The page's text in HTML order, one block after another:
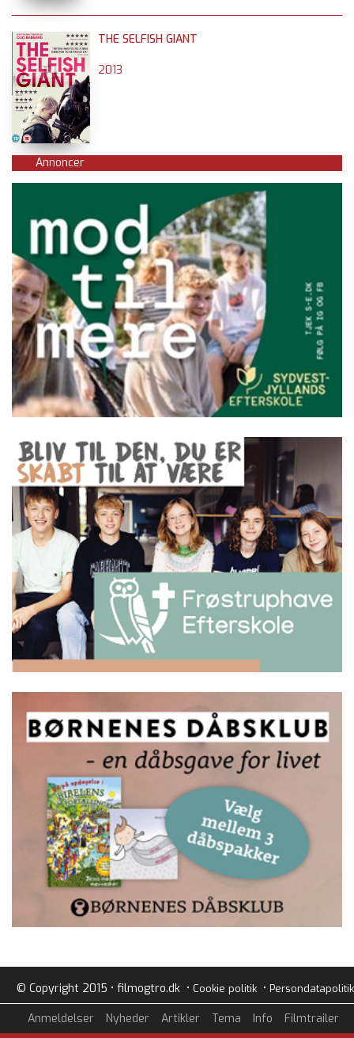
THE SELFISH GIANT
2013
Annoncer
© Copyright 2015 • filmogtro.dk • Cookie politik• Persondatapolitik
Anmeldelser Nyheder Artikler Tema Info Filmtrailer